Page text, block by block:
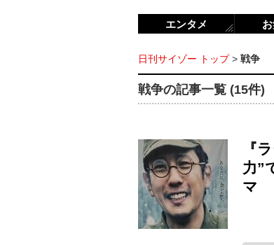
日刊サイゾー トップ> 戦争
戦争の記事一覧 (15件)
『
力”
マ
エンタメ